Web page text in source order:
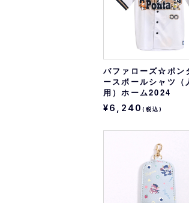
バファローズ☆ポン
ースボールシャツ（
用）ホーム2024
¥6,240(税込)